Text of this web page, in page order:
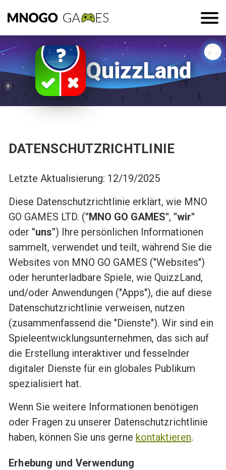
QuizzLand
DATENSCHUTZRICHTLINIE
Letzte Aktualisierung: 12/19/2025
Diese Datenschutzrichtlinie erklärt, wie MNO
GO GAMES LTD. ("MNO GO GAMES", "wir"
oder "uns") Ihre persönlichen Informationen
sammelt, verwendet und teilt, während Sie die
Websites von MNO GO GAMES ("Websites")
oder herunterladbare Spiele, wie QuizzLand,
und/oder Anwendungen ("Apps"), die auf diese
Datenschutzrichtlinie verweisen, nutzen
(zusammenfassend die "Dienste"). Wir sind ein
Spieleentwicklungsunternehmen, das sich auf
die Erstellung interaktiver und fesselnder
digitaler Dienste für ein globales Publikum
spezialisiert hat.
Wenn Sie weitere Informationen benötigen
oder Fragen zu unserer Datenschutzrichtlinie
haben, können Sie uns gerne kontaktieren.
Erhebung und Verwendung